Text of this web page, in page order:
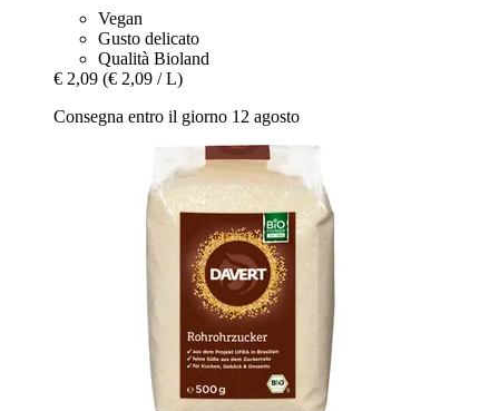
Vegan
Gusto delicato
Qualità Bioland
€ 2,09 (€ 2,09 / L)
Consegna entro il giorno 12 agosto